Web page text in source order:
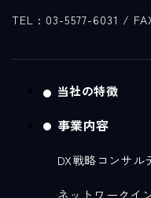
TEL : 03-5577-6031 /
当社の特徴
事業内容
DX戦略コンサル
ネットワークイ